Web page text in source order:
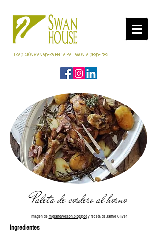
TRADICIÓN GANADERA EN LA PATAGONIA DESDE 1895
Paleta de cordero al horno
Imagen de migrandivesion.blogspoty receta de Jamie Oliver
Ingredientes: